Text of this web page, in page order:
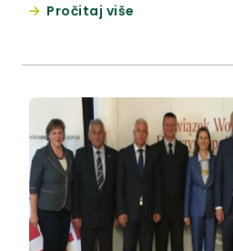
Željko Kolar.
Pročitaj više